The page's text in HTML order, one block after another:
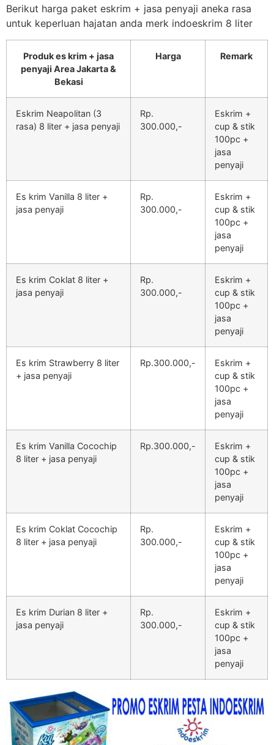
Berikut harga paket eskrim + jasa penyaji aneka rasa
untuk keperluan hajatan anda merk indoeskrim 8 liter
Produk es krim + jasa
penyaji Area Jakarta &
Bekasi
Harga Remark
Eskrim Neapolitan (3
rasa) 8 liter + jasa penyaji
Rp.
300.000,-
Eskrim +
cup & stik
100pc +
jasa
penyaji
Es krim Vanilla 8 liter +
jasa penyaji
Rp.
300.000,-
Eskrim +
cup & stik
100pc +
jasa
penyaji
Es krim Coklat 8 liter +
jasa penyaji
Rp.
300.000,-
Eskrim +
cup & stik
100pc +
jasa
penyaji
Es krim Strawberry 8 liter
+ jasa penyaji
Rp.300.000,-
Eskrim +
cup & stik
100pc +
jasa
penyaji
Es krim Vanilla Cocochip
8 liter + jasa penyaji
Rp.300.000,-
Eskrim +
cup & stik
100pc +
jasa
penyaji
Es krim Coklat Cocochip
8 liter + jasa penyaji
Rp.
300.000,-
Eskrim +
cup & stik
100pc +
jasa
penyaji
Es krim Durian 8 liter +
jasa penyaji
Rp.
300.000,-
Eskrim +
cup & stik
100pc +
jasa
penyaji